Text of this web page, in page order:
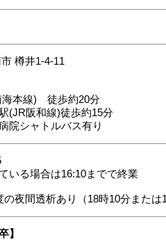
樽井1-4-11
海本線) 徒歩約20分
(JR阪和線)徒歩約15分
院シャトルバス有り
いる場合は16:10までで終業
夜間透析あり（18時10分または
】